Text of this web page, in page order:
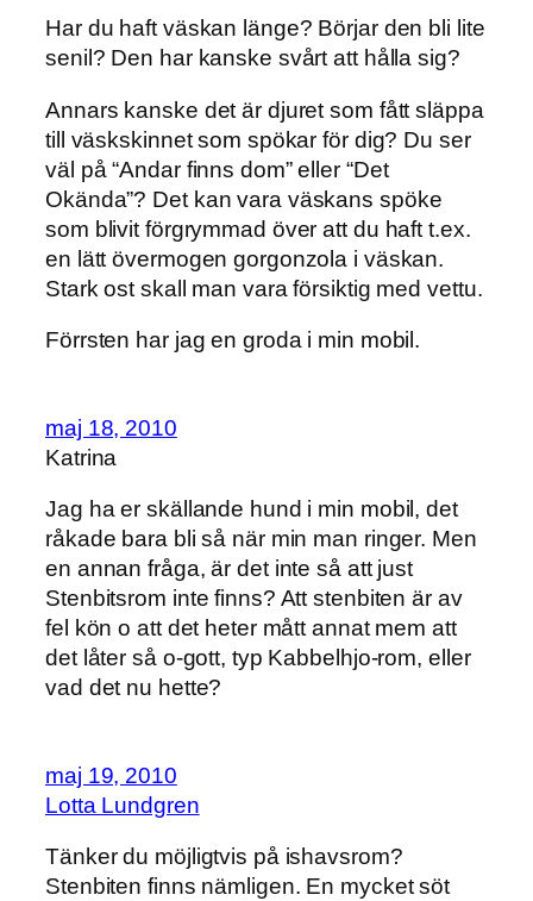
Har du haft väskan länge? Börjar den bli lite
senil? Den har kanske svårt att hålla sig?
Annars kanske det är djuret som fått släppa
till väskskinnet som spökar för dig? Du ser
väl på “Andar finns dom” eller “Det
Okända”? Det kan vara väskans spöke
som blivit förgrymmad över att du haft t.ex.
en lätt övermogen gorgonzola i väskan.
Stark ost skall man vara försiktig med vettu.
Förrsten har jag en groda i min mobil.
maj 18, 2010
Katrina
Jag ha er skällande hund i min mobil, det
råkade bara bli så när min man ringer. Men
en annan fråga, är det inte så att just
Stenbitsrom inte finns? Att stenbiten är av
fel kön o att det heter mått annat mem att
det låter så o-gott, typ Kabbelhjo-rom, eller
vad det nu hette?
maj 19, 2010
Lotta Lundgren
Tänker du möjligtvis på ishavsrom?
Stenbiten finns nämligen. En mycket söt